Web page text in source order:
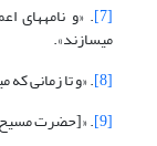
[7] . «و نامه‏های
می‏سازند».
[8] . «و تا زمانی
[9] . «[حضرت مسیح‏]